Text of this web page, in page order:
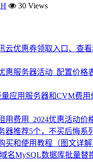
30 Views
云优惠券领取入口、查
惠服务器活动_配置价格
应用服务器和CVM费用
用费用_2024优惠活动价
器推荐5个，不买后悔系
买和使用教程（图文详解
域名MySQL数据库批量替